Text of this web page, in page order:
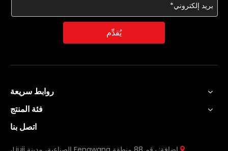
يُقدِّم
روابط سريعة
فئة المنتج
اتصل بنا
